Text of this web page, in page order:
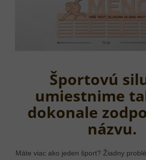
Športovú
umiestnime
dokonale
názvu.
Máte viac ako jeden šport? Žiadny